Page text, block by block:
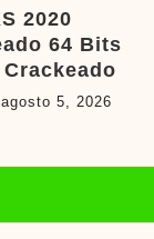
2020
64 Bits
agosto 5, 2026